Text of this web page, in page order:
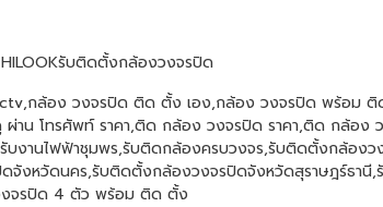
รับติดตั้งกล้องวงจรปิด
,กล้อง วงจรปิด ติด ตั้ง เอง,กล้อง วงจรปิด พร้อม
าน โทรศัพท์ ราคา,ติด กล้อง วงจรปิด ราคา,ติด กล้อง
รับงานไฟฟ้าชุมพร,รับติดกล้องครบวงจร,รับติดตั้งกล้องว
จังหวัดนคร,รับติดตั้งกล้องวงจรปิดจังหวัดสุราษฎร์ธานี,
จรปิด 4 ตัว พร้อม ติด ตั้ง